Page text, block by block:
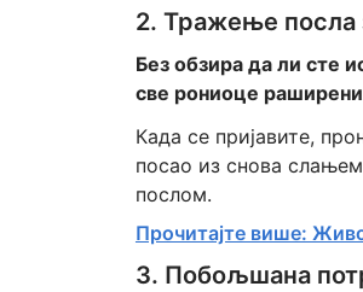
2. Тражење посла
Без обзира да ли сте
све рониоце
Када се пријавите,
посао из снова слањем
послом.
Прочитајте више:
3. Побољшана